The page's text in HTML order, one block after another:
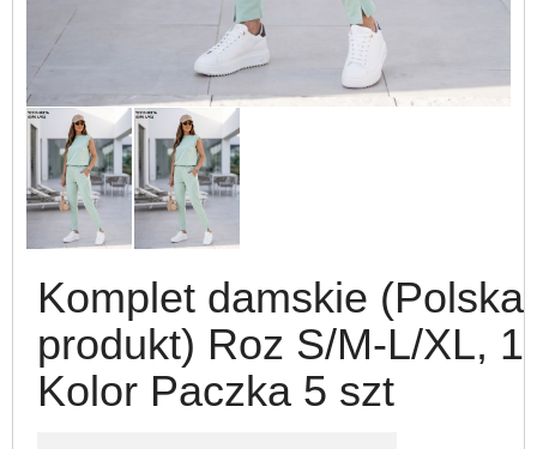
Komplet damskie (Polska
produkt) Roz S/M-L/XL, 1
Kolor Paczka 5 szt